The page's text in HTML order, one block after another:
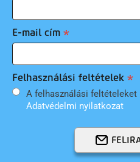
E-mail cím
Felhasználási feltételek
A felhasználási
Adatvédelmi nyilatkozat